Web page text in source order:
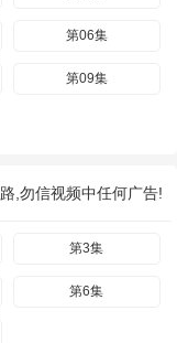
第06集
第09集
,勿信视频中任何广告!
第3集
第6集